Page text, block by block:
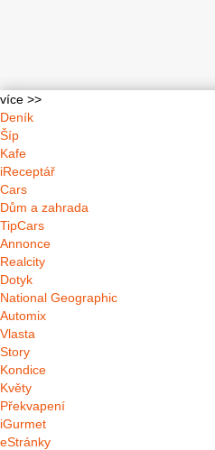
více >>
Deník
Šíp
Kafe
iReceptář
Cars
Dům a zahrada
TipCars
Annonce
Realcity
Dotyk
National Geographic
Automix
Vlasta
Story
Kondice
Květy
Překvapení
iGurmet
eStránky